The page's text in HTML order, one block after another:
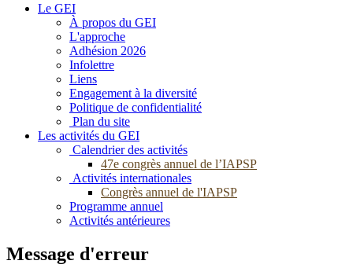
Le GEI
À propos du GEI
L'approche
Adhésion 2026
Infolettre
Liens
Engagement à la diversité
Politique de confidentialité
Plan du site
Les activités du GEI
Calendrier des activités
47e congrès annuel de l’IAPSP
Activités internationales
Congrès annuel de l'IAPSP
Programme annuel
Activités antérieures
Message d'erreur